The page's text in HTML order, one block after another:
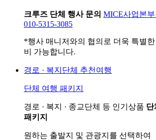
크루즈 단체 행사 문의 MICE사업본
010-5315-3085
*행사 매니저와의 협의로 더욱 특별
비 가능합니다.
경로 · 복지단체 추천여행
단체 여행 패키지
경로 · 복지 · 종교단체 등 인기상품 단
패키지
원하는 출발지 및 관광지를 선택하여